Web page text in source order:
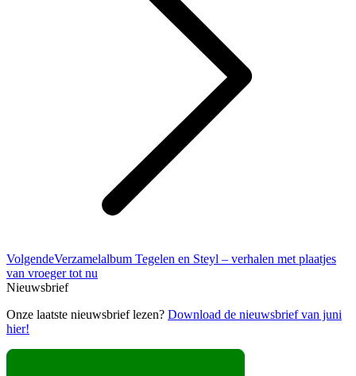
VolgendeVolgend
bericht
Verzamelalbum Tegelen en Steyl – verhalen met plaatjes
van vroeger tot nu
Nieuwsbrief
Onze laatste nieuwsbrief lezen? Download de nieuwsbrief van juni
hier!